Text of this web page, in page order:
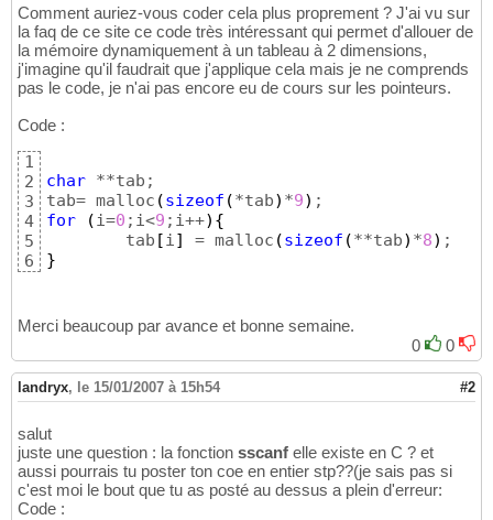
14
}
Comment auriez-vous coder cela plus proprement ? J'ai vu sur
la faq de ce site ce code très intéressant qui permet d'allouer de
la mémoire dynamiquement à un tableau à 2 dimensions,
j'imagine qu'il faudrait que j'applique cela mais je ne comprends
pas le code, je n'ai pas encore eu de cours sur les pointeurs.
Code :
1
2
3
4
5
6
char **tab;
tab= malloc (sizeof (*tab) *9)
for
(i=0 ;i<9 ;i++) {
	tab
[i] = malloc (sizeof (**tab) *8)
}
Merci beaucoup par avance et bonne semaine.
0
0
landryx, le 15/01/2007 à 15h54 #2
salut
juste une question : la fonction sscanf elle existe en C ? et
aussi pourrais tu poster ton coe en entier stp??(je sais pas si
c'est moi le bout que tu as posté au dessus a plein d'erreur:
Code :